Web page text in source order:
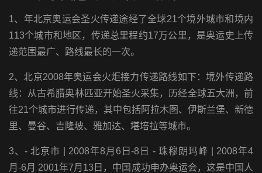
1、年北京奥运会圣火传递途经了全球21个境外城市和境内
113个城市和地区，传递总里程约17万公里，是奥运史上传
递范围最广、路线最长的一次。
2、北京2008年奥运会火炬接力传递路线如下：境外传递路
线：从古希腊奥林匹亚开始圣火采集，历经全球五大洲，前
往21个城市进行传递，其中包括阿拉木图、伊斯兰堡、新德
里、曼谷、吉隆坡、雅加达、堪培拉等城市。
3、- 北京市 | 2008年8月6日-8日 - 珠穆朗玛峰 | 2008年4
月-6月 2001年7月13日，中国成功申办奥运会，这是中国人